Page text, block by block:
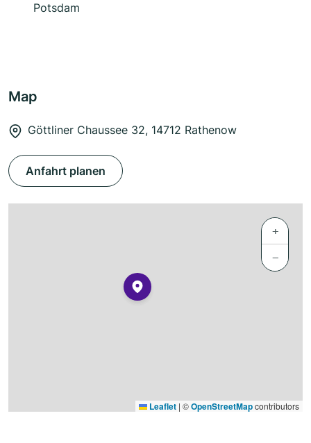
Potsdam
Map
Göttliner Chaussee 32, 14712 Rathenow
Anfahrt planen
+
−
Leaflet | ©OpenStreetMapcontributors